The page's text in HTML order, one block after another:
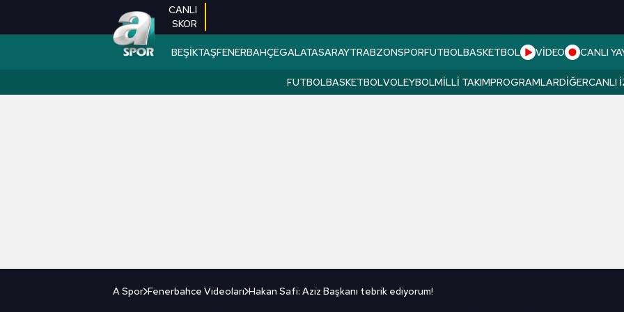
CANLI
SKOR
BEŞİKTAŞFENERBAHÇEGALATASARAYTRABZONSPORFUTBOLBASKETBOL VİDEO CANLI
FUTBOLBASKETBOLVOLEYBOLMILLI TAKIMPROGRAMLARDIĞERCANLI
A Spor Fenerbahce Videoları Hakan Safi: Aziz Başkanı tebrik ediyorum!